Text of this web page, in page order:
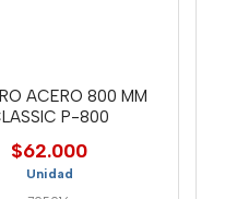
ACERO 800 MM
P-800
$62.000
Unidad